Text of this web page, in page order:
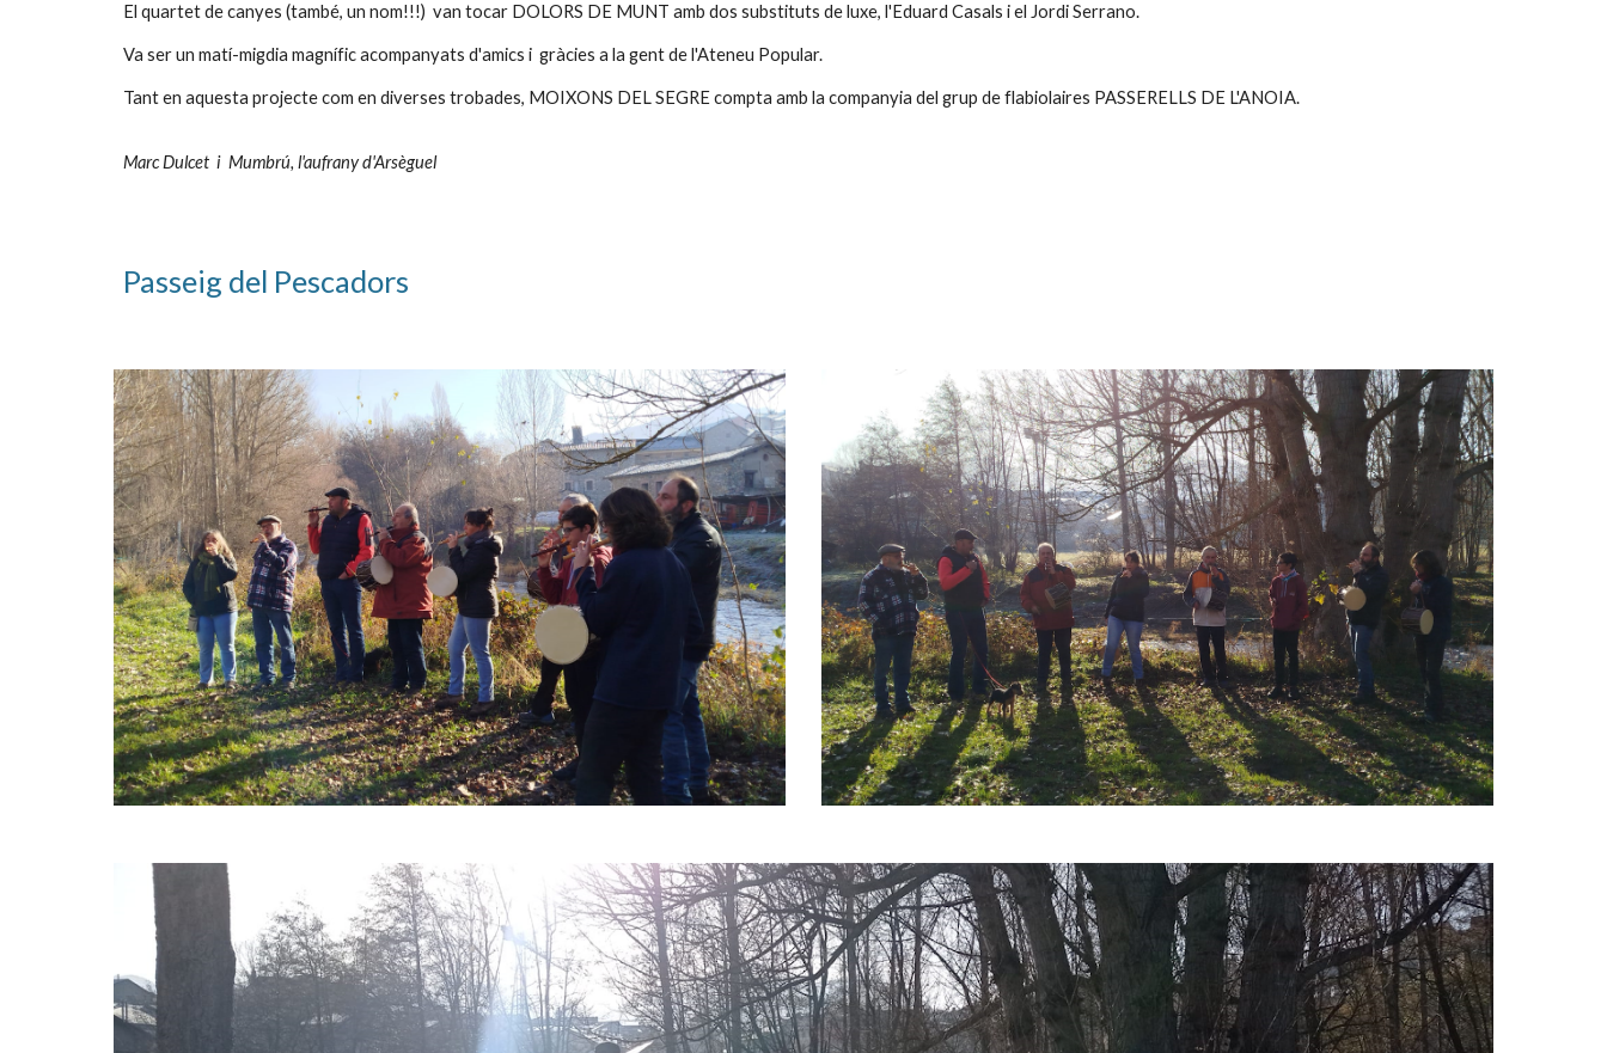
El quartet de canyes (també, un nom!!!) van tocar DOLORS DE MUNT amb dos substituts de luxe, l'Eduard Casals i el Jordi Serrano.
Va ser un matí-migdia magnífic acompanyats d'amics i gràcies a la gent de l'Ateneu Popular.
Tant en aquesta projecte com en diverses trobades, MOIXONS DEL SEGRE compta amb la companyia del grup de flabiolaires PASSERELLS DE L'ANOIA.
Marc Dulcet i Mumbrú, l'aufrany d'Arsèguel
Passeig del Pescadors